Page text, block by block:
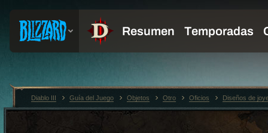
Diablo III Guía del Juego Objetos Otro Oficios Diseños de